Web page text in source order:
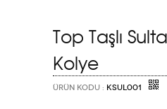
Top Taşlı
Kolye
ÜRÜN KODU : KSUL001